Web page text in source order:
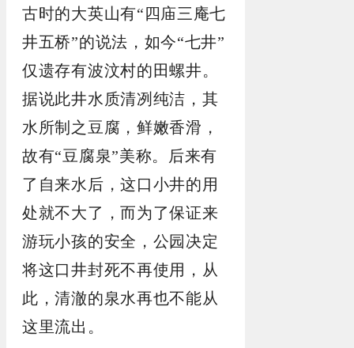
古时的大英山有“四庙三庵七
井五桥”的说法，如今“七井”
仅遗存有波汶村的田螺井。
据说此井水质清冽纯洁，其
水所制之豆腐，鲜嫩香滑，
故有“豆腐泉”美称。后来有
了自来水后，这口小井的用
处就不大了，而为了保证来
游玩小孩的安全，公园决定
将这口井封死不再使用，从
此，清澈的泉水再也不能从
这里流出。